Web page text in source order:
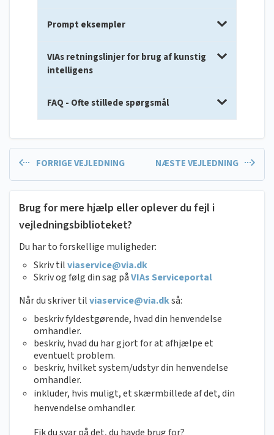
Prompt eksempler
VIAs retningslinjer for brug af kunstig
intelligens
FAQ - Ofte stillede spørgsmål
FORRIGE VEJLEDNING NÆSTE VEJLEDNING
Brug for mere hjælp eller oplever du fejl i
vejledningsbiblioteket?
Du har to forskellige muligheder:
Skriv tilviaservice@via.dk
Skriv og følg din sag påVIAs Serviceportal
Når du skriver tilviaservice@via.dkså:
beskriv fyldestgørende, hvad din henvendelse
omhandler.
beskriv, hvad du har gjort for at afhjælpe et
eventuelt problem.
beskriv, hvilket system/udstyr din henvendelse
omhandler.
inkluder, hvis muligt, et skærmbillede af det, din
henvendelse omhandler.
Fik du svar på det, du havde brug for?